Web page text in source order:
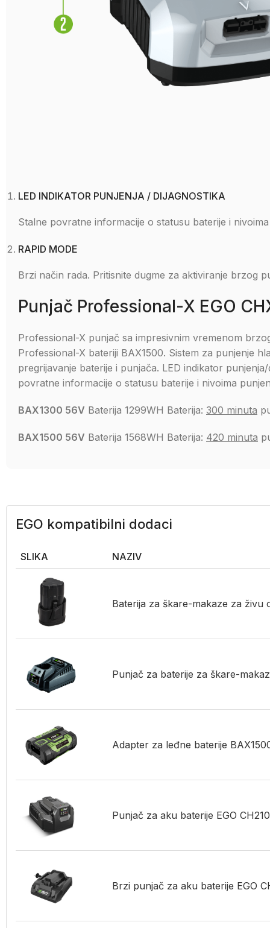
LED INDIKATOR PUNJENJA / DIJAGNOSTIKA
Stalne povratne informacije o statusu baterije i
RAPID MODE
Brzi način rada. Pritisnite dugme za aktiviranje brzog
Punjač Professional-X EGO
Professional-X punjač sa impresivnim vremenom
Professional-X bateriji BAX1500. Sistem za punjenje
pregrijavanje baterije i punjača. LED indikator
povratne informacije o statusu baterije i nivoima
BAX1300 56V Baterija 1299WH Baterija: 300 minuta
BAX1500 56V Baterija 1568WH Baterija: 420 minuta
EGO kompatibilni dodaci
SLIKA NAZIV
Baterija za škare-makaze za živu
Punjač za baterije za škare-
Adapter za leđne baterije
Punjač za aku baterije EGO
Brzi punjač za aku baterije EGO